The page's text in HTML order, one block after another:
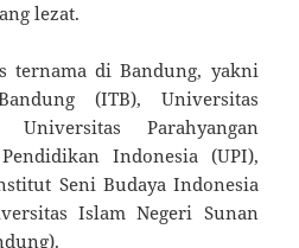
lezat.
ternama di Bandung, yakni
(ITB), Universitas
Universitas Parahyangan
Indonesia (UPI),
Seni Budaya Indonesia
Islam Negeri Sunan